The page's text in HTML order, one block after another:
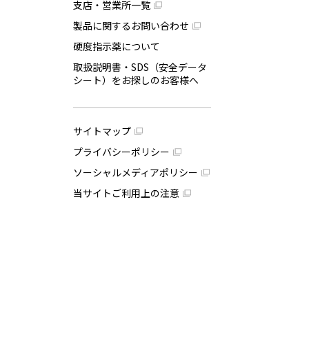
支店・営業所一覧
製品に関するお問い合わせ
硬度指示薬について
取扱説明書・SDS（安全データ
シート）をお探しのお客様へ
サイトマップ
プライバシーポリシー
ソーシャルメディアポリシー
当サイトご利用上の注意